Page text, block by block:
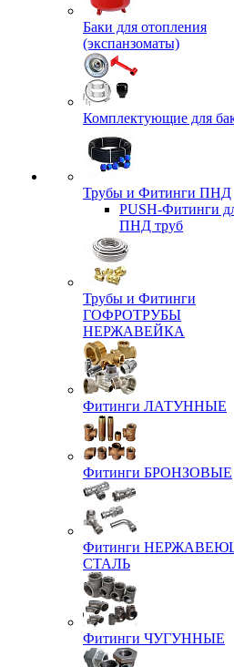
Баки для отопления
(экспанзоматы)
Комплектующие для
Трубы и Фитинги ПНД
PUSH-Фитинги
ПНД труб
Трубы и Фитинги
ГОФРОТРУБЫ
НЕРЖАВЕЙКА
Фитинги ЛАТУННЫЕ
Фитинги БРОНЗОВЫЕ
Фитинги
СТАЛЬ
Фитинги ЧУГУННЫЕ